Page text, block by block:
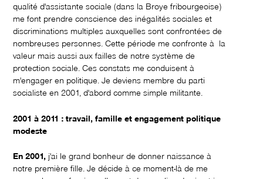
qualité d'assistante sociale (dans la Broye fribourgeoise)
me font prendre conscience des inégalités sociales et
discriminations multiples auxquelles sont confrontées de
nombreuses personnes. Cette période me confronte à la
valeur mais aussi aux failles de notre système de
protection sociale. Ces constats me conduisent à
m'engager en politique. Je deviens membre du parti
socialiste en 2001, d'abord comme simple militante.
2001 à 2011 : travail, famille et engagement politique
modeste
En 2001, j'ai le grand bonheur de donner naissance à
notre première fille. Je décide à ce moment-là de me